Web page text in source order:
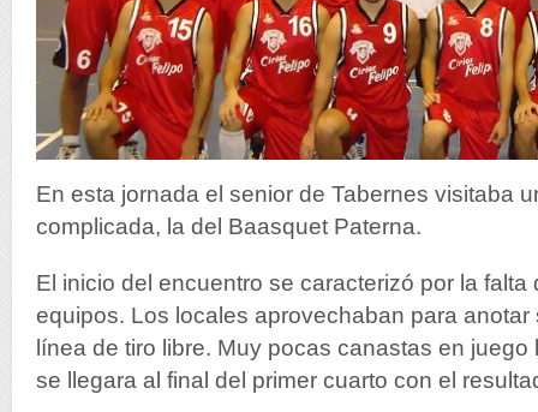
En esta jornada el senior de Tabernes visitaba
complicada, la del Baasquet Paterna.
El inicio del encuentro se caracterizó por la falta
equipos. Los locales aprovechaban para
línea de tiro libre. Muy pocas canastas en
se llegara al final del primer cuarto con el